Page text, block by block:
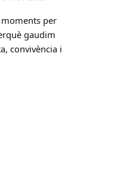
per
gaudim
convivència i